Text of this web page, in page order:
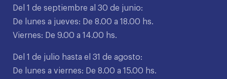
Del 1 de septiembre al 30 de junio:
De lunes a jueves: De 8.00 a 18.00 hs.
Viernes: De 9.00 a 14.00 hs.
Del 1 de julio hasta el 31 de agosto:
De lunes a viernes: De 8.00 a 15.00 hs.